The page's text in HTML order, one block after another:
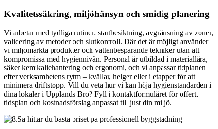
Kvalitetssäkring, miljöhänsyn och smidig planering
Vi arbetar med tydliga rutiner: startbesiktning, avgränsning av zoner,
validering av metoder och slutkontroll. Där det är möjligt använder
vi miljömärkta produkter och vattenbesparande tekniker utan att
kompromissa med hygiennivån. Personal är utbildad i materiallära,
säker kemikaliehantering och ergonomi, och vi anpassar tidplanen
efter verksamhetens rytm – kvällar, helger eller i etapper för att
minimera driftstopp. Vill du veta hur vi kan höja hygienstandarden i
dina lokaler i Upplands Bro? Fyll i kontaktformuläret för offert,
tidsplan och kostnadsförslag anpassat till just din miljö.